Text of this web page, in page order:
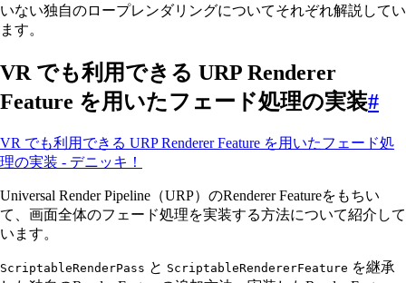
いない独自のロープレンダリングについてそれぞれ解説してい
ます。
VR でも利用できる URP Renderer
Feature を用いたフェード処理の実装#
VR でも利用できる URP Renderer Feature を用いたフェード処
理の実装 - デニッキ！
Universal Render Pipeline（URP）のRenderer Featureをもちい
て、画面全体のフェード処理を実装する方法について紹介して
います。
ScriptableRenderPass と ScriptableRendererFeature を継承